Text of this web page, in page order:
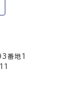
番地1